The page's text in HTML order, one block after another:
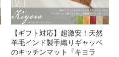
【ギフト対応】超激安！天然
羊毛インド製手織りギャッベ
のキッチンマット『キヨラ